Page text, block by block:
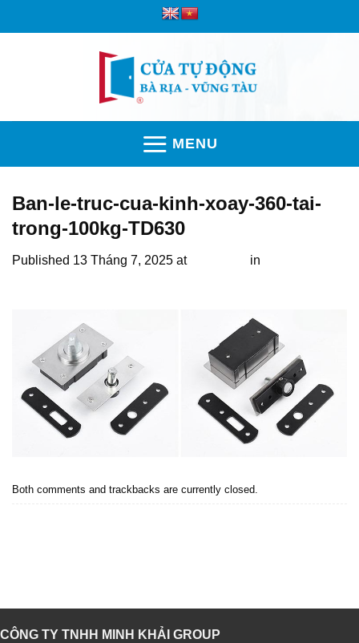
MENU
Ban-le-truc-cua-kinh-xoay-360-tai-
trong-100kg-TD630
Published 13 Tháng 7, 2025 at in
Both comments and trackbacks are currently closed.
CÔNG TY TNHH MINH KHẢI GROUP